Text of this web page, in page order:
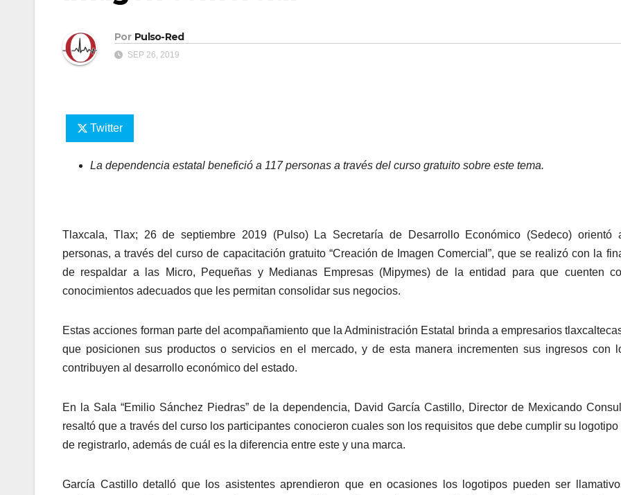
Por Pulso-Red
SEP 26, 2019
Twitter
La dependencia estatal benefició a 117 personas a través del curso gratuito sobre este tema.
Tlaxcala, Tlax; 26 de septiembre 2019 (Pulso) La Secretaría de Desarrollo Económico (Sedeco) orientó
personas, a través del curso de capacitación gratuito “Creación de Imagen Comercial”, que se realizó con la
de respaldar a las Micro, Pequeñas y Medianas Empresas (Mipymes) de la entidad para que cuenten
conocimientos adecuados que les permitan consolidar sus negocios.
Estas acciones forman parte del acompañamiento que la Administración Estatal brinda a empresarios
que posicionen sus productos o servicios en el mercado, y de esta manera incrementen sus ingresos con
contribuyen al desarrollo económico del estado.
En la Sala “Emilio Sánchez Piedras” de la dependencia, David García Castillo, Director de Mexicando
resaltó que a través del curso los participantes conocieron cuales son los requisitos que debe cumplir su logotipo
de registrarlo, además de cuál es la diferencia entre este y una marca.
García Castillo detalló que los asistentes aprendieron que en ocasiones los logotipos pueden ser